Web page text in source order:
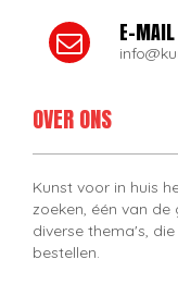
E-MAIL
OVER ONS
Kunst voor in huis
zoeken, één van
diverse thema's,
bestellen.